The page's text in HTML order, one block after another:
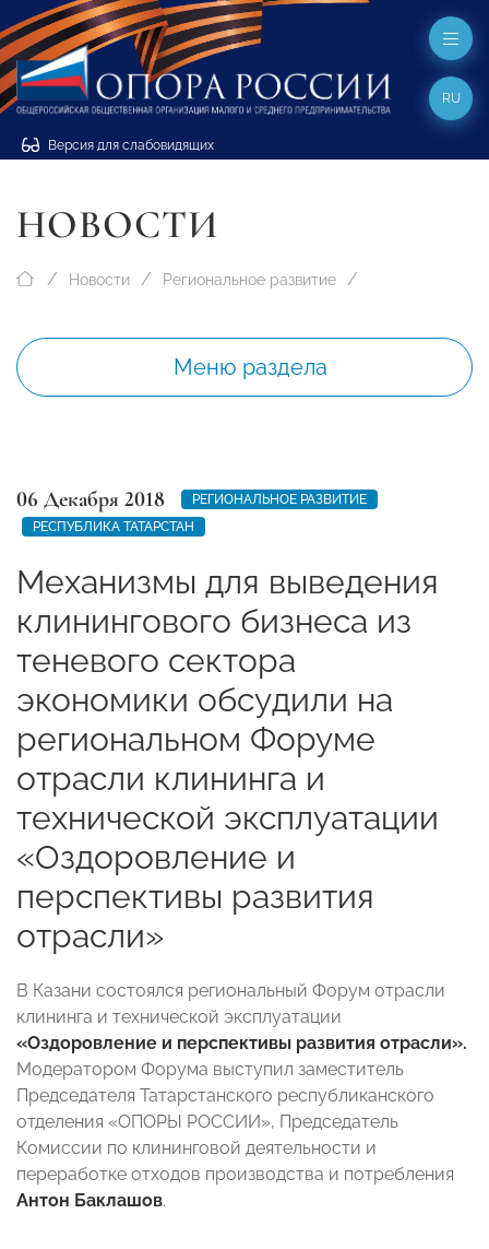
Версия для слабовидящих
RU
НОВОСТИ
Новости Региональное развитие
Меню раздела
06 Декабря 2018
РЕГИОНАЛЬНОЕ РАЗВИТИЕ
РЕСПУБЛИКА ТАТАРСТАН
Механизмы для выведения
клинингового бизнеса из
теневого сектора
экономики обсудили на
региональном Форуме
отрасли клининга и
технической эксплуатации
«Оздоровление и
перспективы развития
отрасли»
В Казани состоялся региональный Форум отрасли
клининга и технической эксплуатации
«Оздоровление и перспективы развития отрасли».
Модератором Форума выступил заместитель
Председателя Татарстанского республиканского
отделения «ОПОРЫ РОССИИ», Председатель
Комиссии по клининговой деятельности и
переработке отходов производства и потребления
Антон Баклашов.